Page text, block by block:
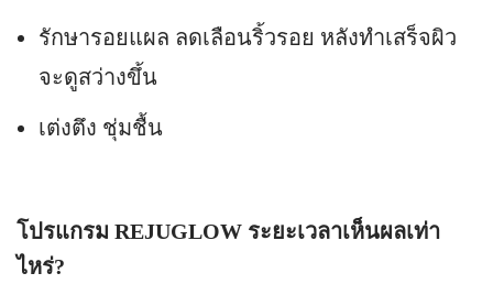
รักษารอยแผล ลดเลือนริ้วรอย หลังทำเสร็จผิว
จะดูสว่างขึ้น
เต่งตึง ชุ่มชื้น
โปรแกรม REJUGLOW ระยะเวลาเห็นผลเท่า
ไหร่?